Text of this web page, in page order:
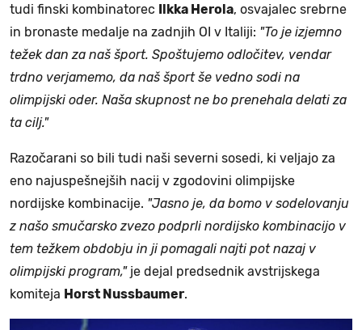
tudi finski kombinatorec Ilkka Herola, osvajalec srebrne
in bronaste medalje na zadnjih OI v Italiji: "To je izjemno
težek dan za naš šport. Spoštujemo odločitev, vendar
trdno verjamemo, da naš šport še vedno sodi na
olimpijski oder. Naša skupnost ne bo prenehala delati za
ta cilj."
Razočarani so bili tudi naši severni sosedi, ki veljajo za
eno najuspešnejših nacij v zgodovini olimpijske
nordijske kombinacije. "Jasno je, da bomo v sodelovanju
z našo smučarsko zvezo podprli nordijsko kombinacijo v
tem težkem obdobju in ji pomagali najti pot nazaj v
olimpijski program," je dejal predsednik avstrijskega
komiteja Horst Nussbaumer.